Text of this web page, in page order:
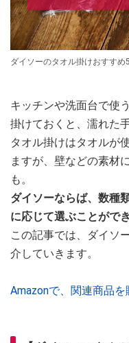
ダイソーのタオル掛けおすすめ
キッチンや洗面台で使
掛けておくと、濡れた
タオル掛けはタオルが
ますが、壁などの素材
も。
ダイソーならば、数種
に応じて選ぶことがで
この記事では、ダイソ
介していきます。
Amazonで、関連商品を